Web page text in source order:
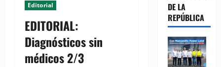
Editorial
EDITORIAL:
Diagnósticos sin
médicos 2/3
DE LA
REPÚBLICA